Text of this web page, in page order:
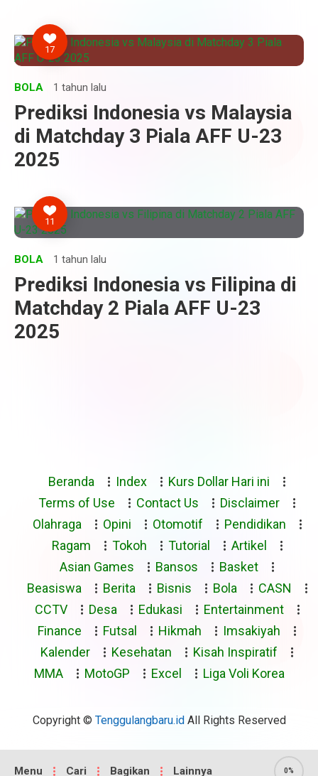
17
BOLA 1 tahun lalu
Prediksi Indonesia vs Malaysia
di Matchday 3 Piala AFF U-23
2025
11
BOLA 1 tahun lalu
Prediksi Indonesia vs Filipina di
Matchday 2 Piala AFF U-23
2025
Beranda Index
Kurs Dollar Hari ini
Terms of Use
Contact Us
Disclaimer
Olahraga
Opini Otomotif
Pendidikan
Ragam
Tokoh Tutorial
Artikel
Asian Games
Bansos
Basket
Beasiswa
Berita Bisnis Bola
CASN
CCTV
Desa Edukasi
Entertainment
Finance
Futsal Hikmah
Imsakiyah
Kalender
Kesehatan
Kisah Inspiratif
MMA
MotoGP Excel Liga Voli Korea
Copyright © Tenggulangbaru.idAll Rights Reserved
Menu Cari Bagikan Lainnya 0%